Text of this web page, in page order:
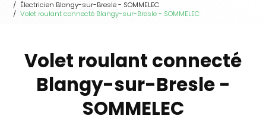
Électricien Blangy-sur-Bresle - SOMMELEC
Volet roulant connecté Blangy-sur-Bresle - SOMMELEC
Volet roulant connecté
Blangy-sur-Bresle -
SOMMELEC